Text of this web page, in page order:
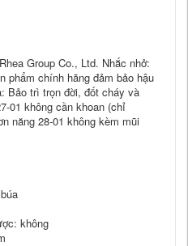
Group Co., Ltd. Nhắc nhở:
phẩm chính hãng đảm bảo hậu
Bảo trì trọn đời, đốt cháy và
01 không cần khoan (chỉ
năng 28-01 không kèm mũi
không